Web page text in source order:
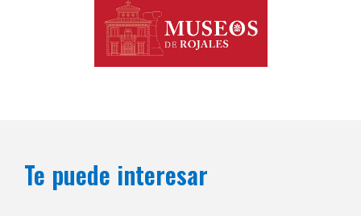
Te puede interesar